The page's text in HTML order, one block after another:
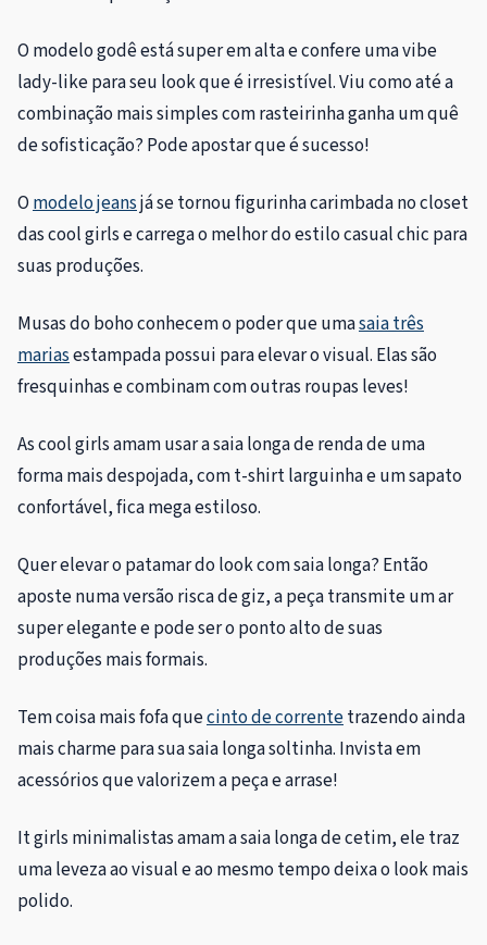
O modelo godê está super em alta e confere uma vibe
lady-like para seu look que é irresistível. Viu como até a
combinação mais simples com rasteirinha ganha um quê
de sofisticação? Pode apostar que é sucesso!
Omodelo jeansjá se tornou figurinha carimbada no closet
das cool girls e carrega o melhor do estilo casual chic para
suas produções.
Musas do boho conhecem o poder que umasaia três
mariasestampada possui para elevar o visual. Elas são
fresquinhas e combinam com outras roupas leves!
As cool girls amam usar a saia longa de renda de uma
forma mais despojada, com t-shirt larguinha e um sapato
confortável, fica mega estiloso.
Quer elevar o patamar do look com saia longa? Então
aposte numa versão risca de giz, a peça transmite um ar
super elegante e pode ser o ponto alto de suas
produções mais formais.
Tem coisa mais fofa quecinto de correntetrazendo ainda
mais charme para sua saia longa soltinha. Invista em
acessórios que valorizem a peça e arrase!
It girls minimalistas amam a saia longa de cetim, ele traz
uma leveza ao visual e ao mesmo tempo deixa o look mais
polido.